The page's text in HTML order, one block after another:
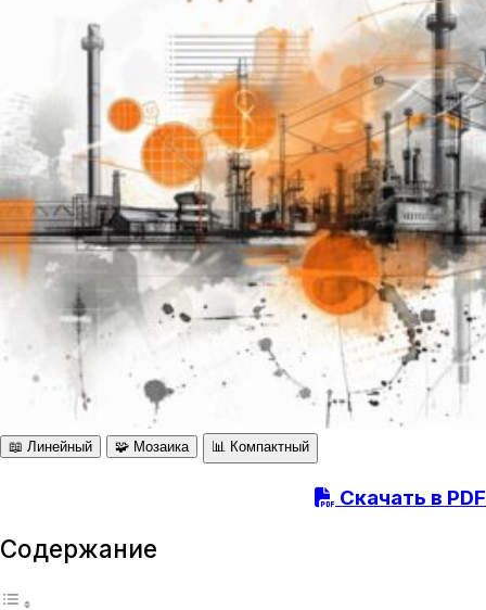
📖 Линейный 🧩 Мозаика 📊 Компактный
Скачать в PDF
Содержание